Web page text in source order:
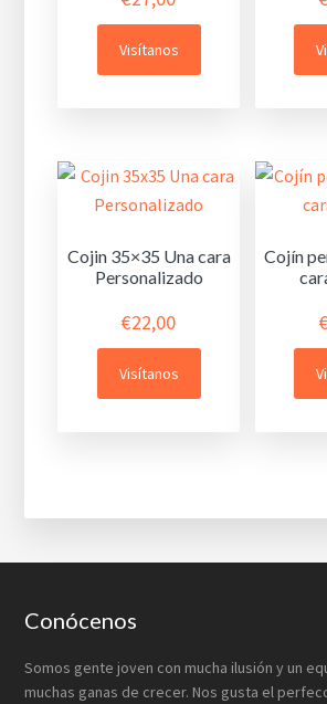
Visítanos
Cojin 35×35 Una cara
Personalizado
€22,00
Visítanos
Cojín
Footer
Conócenos
Somos gente joven con mucha ilusión y un
muchas ganas de crecer. Nos gusta el